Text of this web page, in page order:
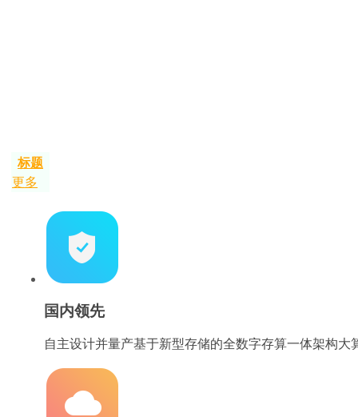
标题
更多
国内领先
自主设计并量产基于新型存储的全数字存算一体架构大